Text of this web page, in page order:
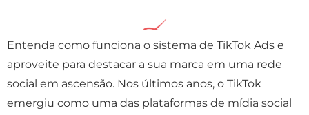
Entenda como funciona o sistema de TikTok Ads e
aproveite para destacar a sua marca em uma rede
social em ascensão. Nos últimos anos, o TikTok
emergiu como uma das plataformas de mídia social